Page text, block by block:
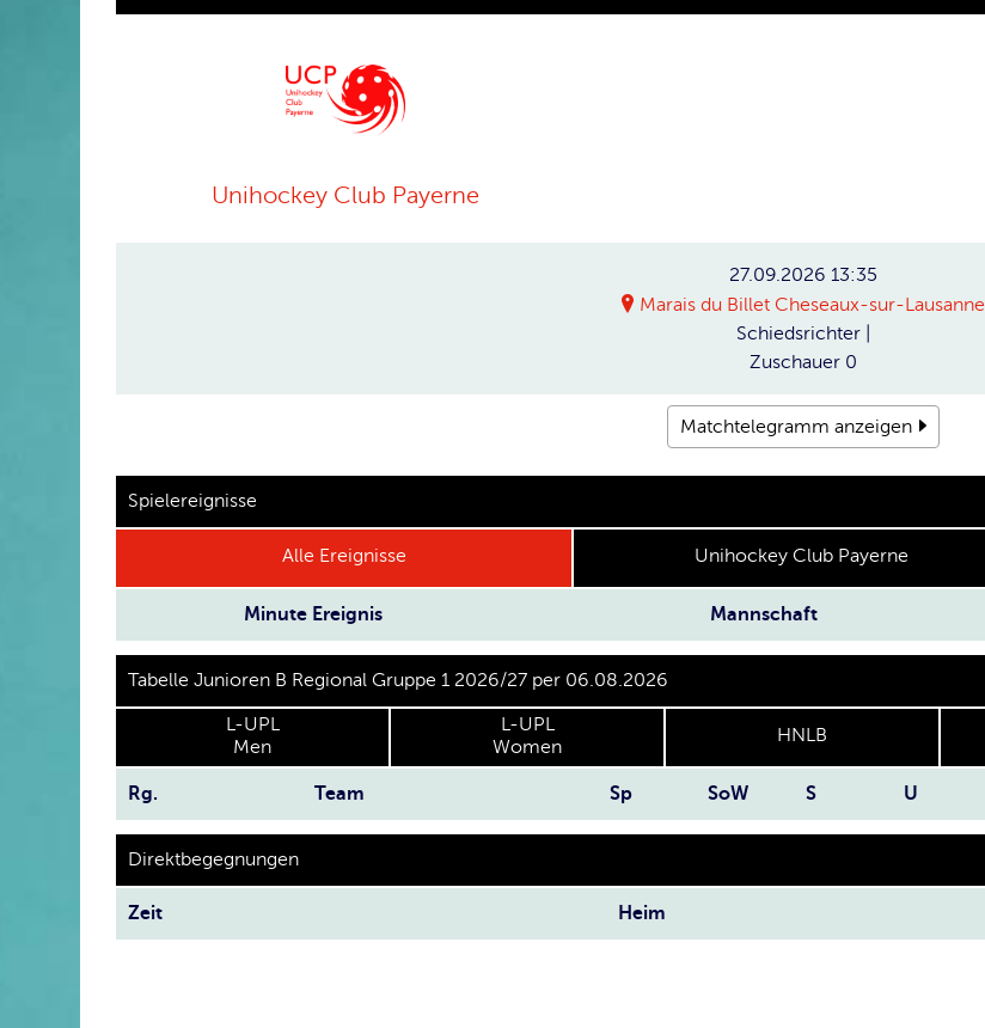
Unihockey Club Payerne
27.09.2026 13:35
Marais du Billet Cheseaux-sur-Lausanne
Schiedsrichter
Zuschauer 0
Matchtelegramm anzeigen
Spielereignisse
Alle Ereignisse Unihockey Club Payerne
Minute Ereignis Mannschaft
Tabelle Junioren B Regional Gruppe 1 2026/27 per 06.08.2026
L-UPL
Men
L-UPL
Women
HNLB
Rg. Team Sp SoW S U
Direktbegegnungen
Zeit Heim